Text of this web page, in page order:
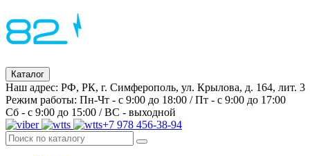
Каталог
Наш адрес: РФ, РК, г. Симферополь, ул. Крылова, д. 164, лит. 3
Режим работы: Пн-Чт - с 9:00 до 18:00 / Пт - с 9:00 до 17:00
Сб - с 9:00 до 15:00 / ВС - выходной
+7 978 456-38-94